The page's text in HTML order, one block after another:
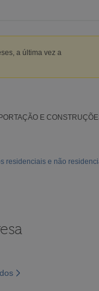
a última vez a
E
residenciais e não